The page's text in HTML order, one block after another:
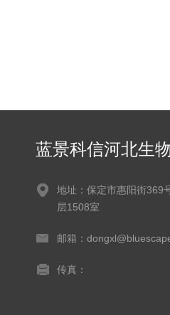
蓝景科信河北生
地址：保定市惠阳街369
层1508室
邮箱：
传真：